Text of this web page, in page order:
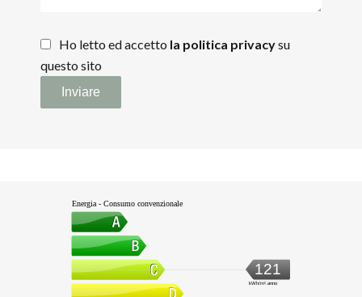
Ho letto ed accetto la politica privacysu
questo sito
Inviare
Energia - Consumo convenzionale
121
kWh/m².anno